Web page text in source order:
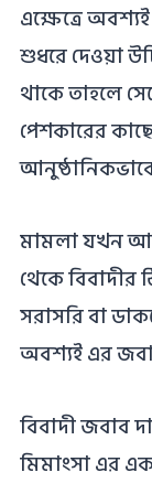
এক্ষেত্রে
শুধরে দেওয়া
থাকে তাহলে
পেশকারের
মামলা যখন
থেকে
সরাসরি বা
অবশ্যই এর
বিবাদী জবাব
মিমাংসা এর